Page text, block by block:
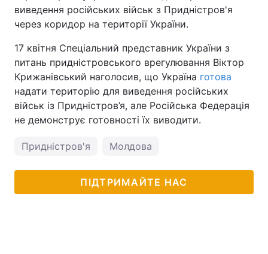
виведення російських військ з Придністров'я
через коридор на території України.
17 квітня Спеціальний представник України з
питань придністровського врегулювання Віктор
Крижанівський наголосив, що Україна готова
надати територію для виведення російських
військ із Придністров’я, але Російська Федерація
не демонструє готовності їх виводити.
Придністров'я Молдова
ПІДТРИМАЙТЕ НАС